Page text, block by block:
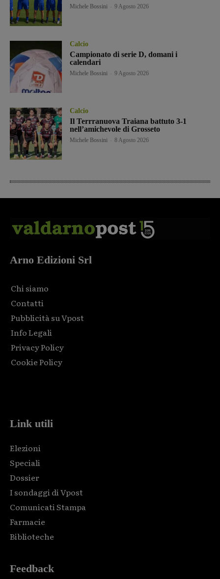
Michele Bossini 9 Agosto 2026
Calcio
Campionato di serie D, domani i
calendari
Michele Bossini 9 Agosto 2026
Calcio
Il Terrranuova Traiana battuto 3-1
nell’amichevole di Grosseto
Michele Bossini 8 Agosto 2026
Arno Edizioni Srl
Chi siamo
Contatti
Pubblicità su Vpost
Info Legali
Privacy Policy
Cookie Policy
Link utili
Elezioni
Speciali
Dossier
I sondaggi di Vpost
Comunicati Stampa
Farmacie
Biblioteche
Feedback